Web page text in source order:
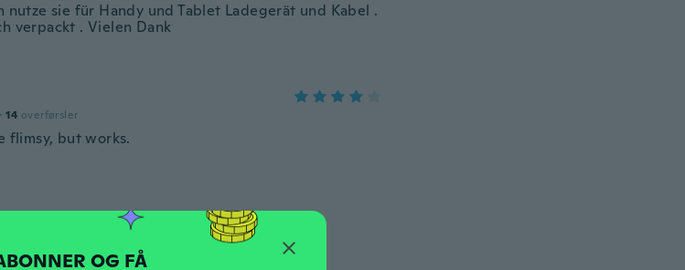
nutze sie für Handy und Tablet Ladegerät und Kabel .
verpackt . Vielen Dank
· 14 overførsler
flimsy, but works.